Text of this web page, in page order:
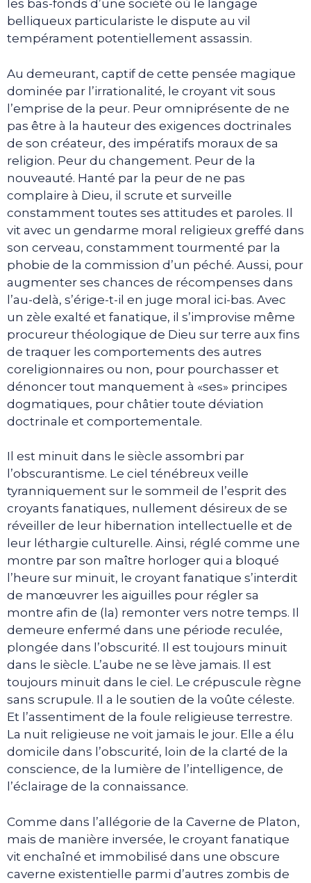
les bas-fonds d’une société où le langage
belliqueux particulariste le dispute au vil
tempérament potentiellement assassin.
Au demeurant, captif de cette pensée magique
dominée par l’irrationalité, le croyant vit sous
l’emprise de la peur. Peur omniprésente de ne
pas être à la hauteur des exigences doctrinales
de son créateur, des impératifs moraux de sa
religion. Peur du changement. Peur de la
nouveauté. Hanté par la peur de ne pas
complaire à Dieu, il scrute et surveille
constamment toutes ses attitudes et paroles. Il
vit avec un gendarme moral religieux greffé dans
son cerveau, constamment tourmenté par la
phobie de la commission d’un péché. Aussi, pour
augmenter ses chances de récompenses dans
l’au-delà, s’érige-t-il en juge moral ici-bas. Avec
un zèle exalté et fanatique, il s’improvise même
procureur théologique de Dieu sur terre aux fins
de traquer les comportements des autres
coreligionnaires ou non, pour pourchasser et
dénoncer tout manquement à «ses» principes
dogmatiques, pour châtier toute déviation
doctrinale et comportementale.
Il est minuit dans le siècle assombri par
l’obscurantisme. Le ciel ténébreux veille
tyranniquement sur le sommeil de l’esprit des
croyants fanatiques, nullement désireux de se
réveiller de leur hibernation intellectuelle et de
leur léthargie culturelle. Ainsi, réglé comme une
montre par son maître horloger qui a bloqué
l’heure sur minuit, le croyant fanatique s’interdit
de manœuvrer les aiguilles pour régler sa
montre afin de (la) remonter vers notre temps. Il
demeure enfermé dans une période reculée,
plongée dans l’obscurité. Il est toujours minuit
dans le siècle. L’aube ne se lève jamais. Il est
toujours minuit dans le ciel. Le crépuscule règne
sans scrupule. Il a le soutien de la voûte céleste.
Et l’assentiment de la foule religieuse terrestre.
La nuit religieuse ne voit jamais le jour. Elle a élu
domicile dans l’obscurité, loin de la clarté de la
conscience, de la lumière de l’intelligence, de
l’éclairage de la connaissance.
Comme dans l’allégorie de la Caverne de Platon,
mais de manière inversée, le croyant fanatique
vit enchaîné et immobilisé dans une obscure
caverne existentielle parmi d’autres zombis de